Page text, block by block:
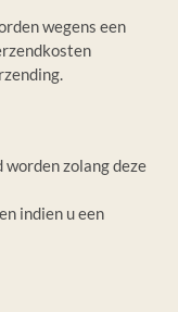
wegens een
zolang deze
indien u een